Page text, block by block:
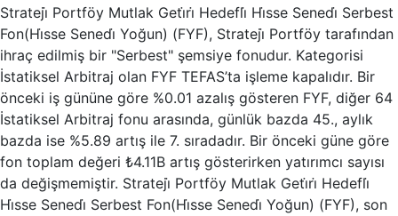
Strateji̇ Portföy Mutlak Geti̇ri̇ Hedefli̇ Hi̇sse Senedi̇ Serbest
Fon(Hi̇sse Senedi̇ Yoğun) (FYF), Strateji̇ Portföy tarafından
ihraç edilmiş bir "Serbest" şemsiye fonudur. Kategorisi
İstatiksel Arbitraj olan FYF TEFAS’ta işleme kapalıdır. Bir
önceki iş gününe göre %0.01 azalış gösteren FYF, diğer 64
İstatiksel Arbitraj fonu arasında, günlük bazda 45., aylık
bazda ise %5.89 artış ile 7. sıradadır. Bir önceki güne göre
fon toplam değeri ₺4.11B artış gösterirken yatırımcı sayısı
da değişmemiştir. Strateji̇ Portföy Mutlak Geti̇ri̇ Hedefli̇
Hi̇sse Senedi̇ Serbest Fon(Hi̇sse Senedi̇ Yoğun) (FYF), son